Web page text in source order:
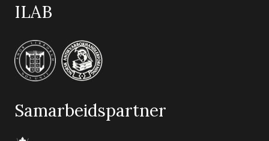
ILAB
Samarbeidspartner